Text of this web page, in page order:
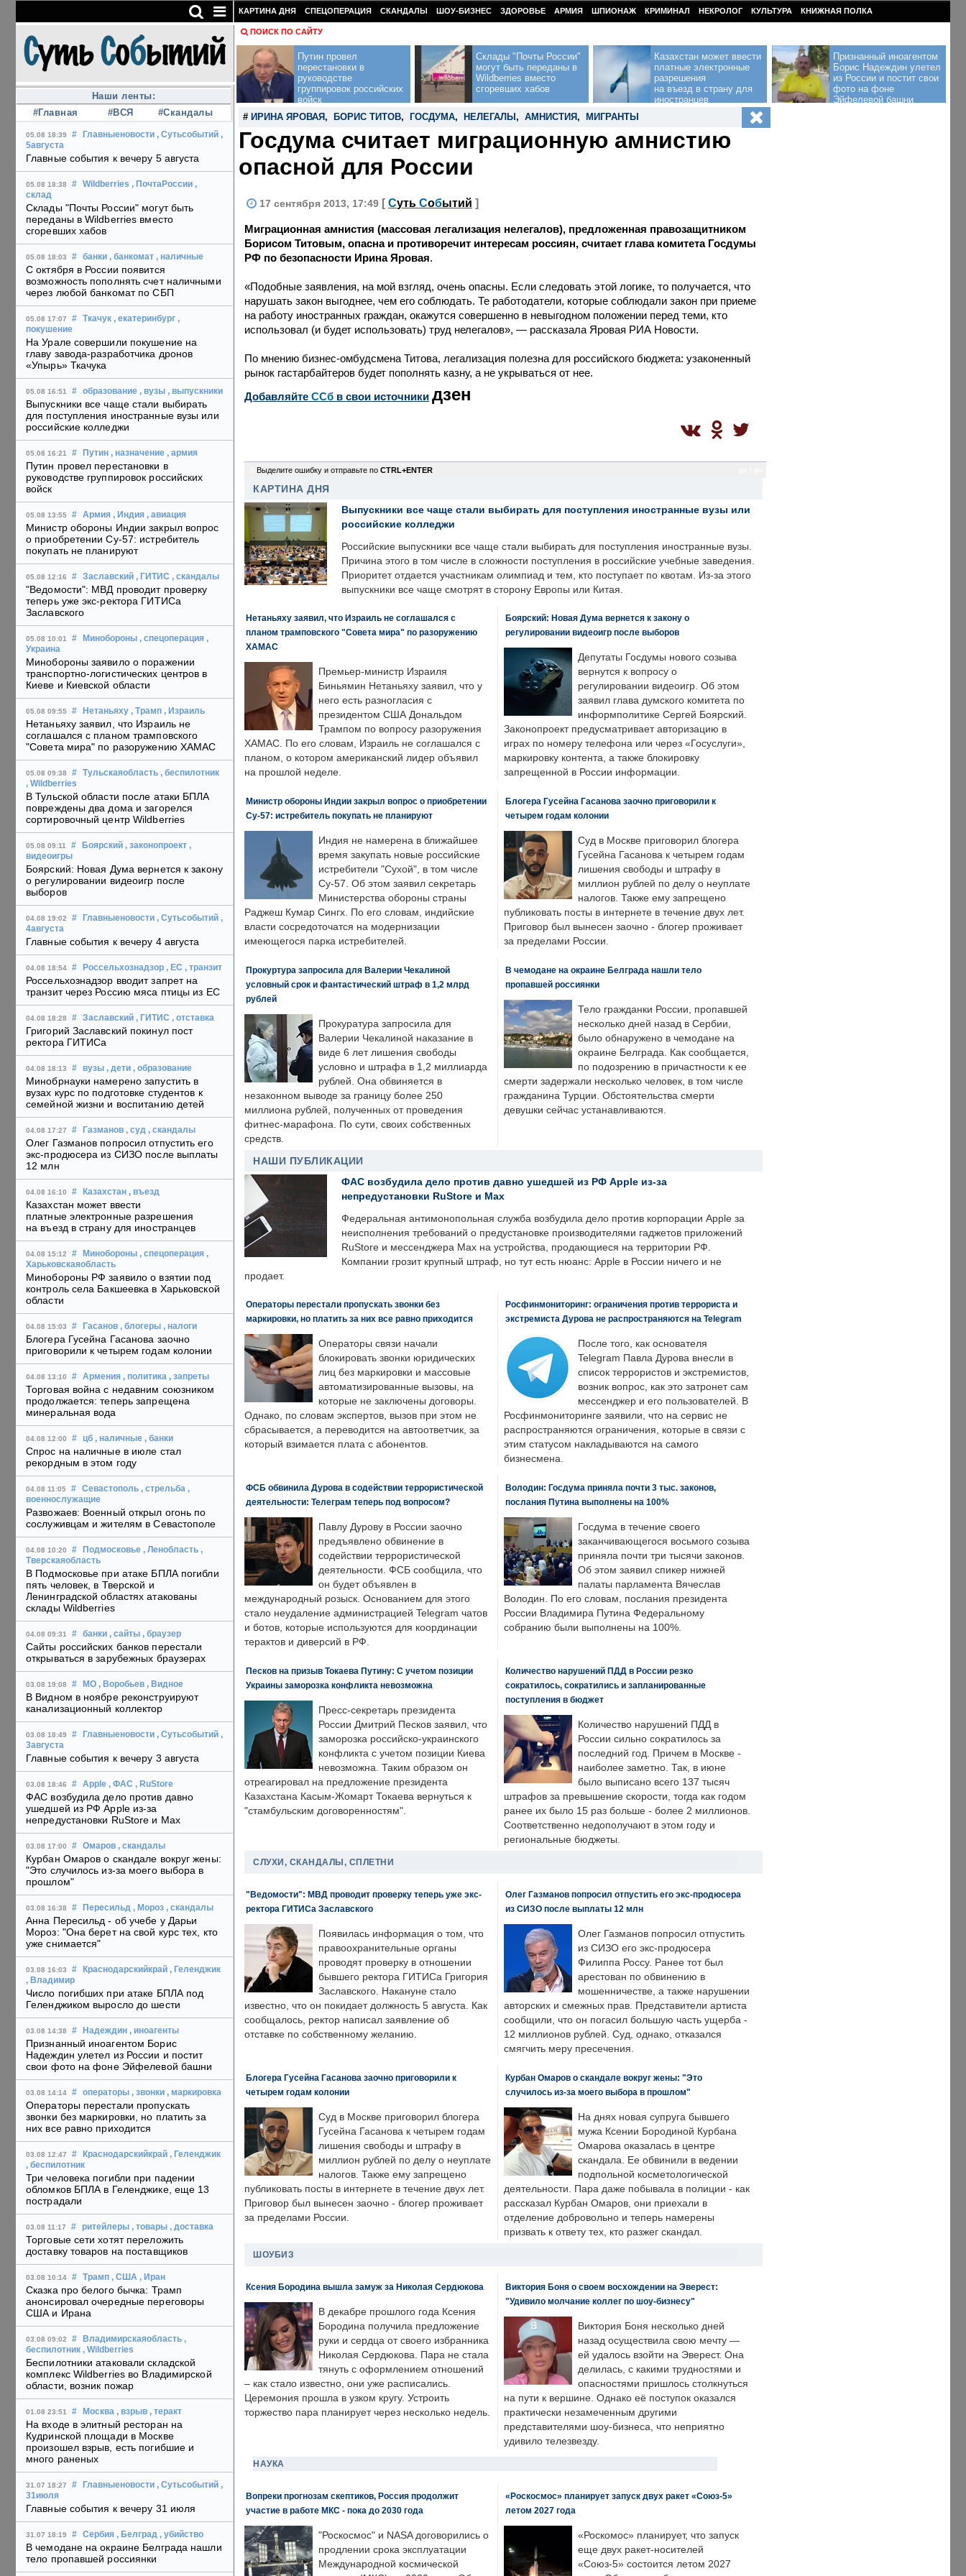
Наши ленты:
#Главная
#ВСЯ #Скандалы
05.08 18:39 # Главныеновости , Сутьсобытий ,
5августа
Главные события к вечеру 5 августа
05.08 18:38 # Wildberries , ПочтаРоссии ,
склад
Склады "Почты России" могут быть
переданы в Wildberries вместо
сгоревших хабов
05.08 18:03 # банки , банкомат , наличные
С октября в России появится
возможность пополнять счет наличными
через любой банкомат по СБП
05.08 17:07 # Ткачук , екатеринбург ,
покушение
На Урале совершили покушение на
главу завода-разработчика дронов
«Упырь» Ткачука
05.08 16:51 # образование , вузы , выпускники
Выпускники все чаще стали выбирать
для поступления иностранные вузы или
российские колледжи
05.08 16:21 # Путин , назначение , армия
Путин провел перестановки в
руководстве группировок российских
войск
05.08 13:55 # Армия , Индия , авиация
Министр обороны Индии закрыл вопрос
о приобретении Су-57: истребитель
покупать не планируют
05.08 12:16 # Заславский , ГИТИС , скандалы
"Ведомости": МВД проводит проверку
теперь уже экс-ректора ГИТИСа
Заславского
05.08 10:01 # Минобороны , спецоперация ,
Украина
Минобороны заявило о поражении
транспортно-логистических центров в
Киеве и Киевской области
05.08 09:55 # Нетаньяху , Трамп , Израиль
Нетаньяху заявил, что Израиль не
соглашался с планом трамповского
"Совета мира" по разоружению ХАМАС
05.08 09:38 # Тульскаяобласть , беспилотник
, Wildberries
В Тульской области после атаки БПЛА
повреждены два дома и загорелся
сортировочный центр Wildberries
05.08 09:11 # Боярский , законопроект ,
видеоигры
Боярский: Новая Дума вернется к закону
о регулировании видеоигр после
выборов
04.08 19:02 # Главныеновости , Сутьсобытий ,
4августа
Главные события к вечеру 4 августа
04.08 18:54 # Россельхознадзор , ЕС , транзит
Россельхознадзор вводит запрет на
транзит через Россию мяса птицы из ЕС
04.08 18:28 # Заславский , ГИТИС , отставка
Григорий Заславский покинул пост
ректора ГИТИСа
04.08 18:13 # вузы , дети , образование
Минобрнауки намерено запустить в
вузах курс по подготовке студентов к
семейной жизни и воспитанию детей
04.08 17:27 # Газманов , суд , скандалы
Олег Газманов попросил отпустить его
экс-продюсера из СИЗО после выплаты
12 млн
04.08 16:10 # Казахстан , въезд
Казахстан может ввести
платные электронные разрешения
на въезд в страну для иностранцев
04.08 15:12 # Минобороны , спецоперация ,
Харьковскаяобласть
Минобороны РФ заявило о взятии под
контроль села Бакшеевка в Харьковской
области
04.08 15:03 # Гасанов , блогеры , налоги
Блогера Гусейна Гасанова заочно
приговорили к четырем годам колонии
04.08 13:10 # Армения , политика , запреты
Торговая война с недавним союзником
продолжается: теперь запрещена
минеральная вода
04.08 12:00 # цб , наличные , банки
Спрос на наличные в июле стал
рекордным в этом году
04.08 11:05 # Севастополь , стрельба ,
военнослужащие
Развожаев: Военный открыл огонь по
сослуживцам и жителям в Севастополе
04.08 10:20 # Подмосковье , Ленобласть ,
Тверскаяобласть
В Подмосковье при атаке БПЛА погибли
пять человек, в Тверской и
Ленинградской областях атакованы
склады Wildberries
04.08 09:31 # банки , сайты , браузер
Сайты российских банков перестали
открываться в зарубежных браузерах
03.08 19:08 # МО , Воробьев , Видное
В Видном в ноябре реконструируют
канализационный коллектор
03.08 18:49 # Главныеновости , Сутьсобытий ,
3августа
Главные события к вечеру 3 августа
03.08 18:46 # Apple , ФАС , RuStore
ФАС возбудила дело против давно
ушедшей из РФ Apple из-за
непредустановки RuStore и Max
03.08 17:00 # Омаров , скандалы
Курбан Омаров о скандале вокруг жены:
"Это случилось из-за моего выбора в
прошлом"
03.08 16:38 # Пересильд , Мороз , скандалы
Анна Пересильд - об учебе у Дарьи
Мороз: "Она берет на свой курс тех, кто
уже снимается"
03.08 16:03 # Краснодарскийкрай , Геленджик
, Владимир
Число погибших при атаке БПЛА под
Геленджиком выросло до шести
03.08 14:38 # Надеждин , иноагенты
Признанный иноагентом Борис
Надеждин улетел из России и постит
свои фото на фоне Эйфелевой башни
03.08 14:14 # операторы , звонки , маркировка
Операторы перестали пропускать
звонки без маркировки, но платить за
них все равно приходится
03.08 12:47 # Краснодарскийкрай , Геленджик
, беспилотник
Три человека погибли при падении
обломков БПЛА в Геленджике, еще 13
пострадали
03.08 11:17 # ритейлеры , товары , доставка
Торговые сети хотят переложить
доставку товаров на поставщиков
03.08 10:14 # Трамп , США , Иран
Сказка про белого бычка: Трамп
анонсировал очередные переговоры
США и Ирана
03.08 09:02 # Владимирскаяобласть ,
беспилотник , Wildberries
Беспилотники атаковали складской
комплекс Wildberries во Владимирской
области, возник пожар
01.08 23:51 # Москва , взрыв , теракт
На входе в элитный ресторан на
Кудринской площади в Москве
произошел взрыв, есть погибшие и
много раненых
31.07 18:27 # Главныеновости , Сутьсобытий ,
31июля
Главные события к вечеру 31 июля
31.07 18:19 # Сербия , Белград , убийство
В чемодане на окраине Белграда нашли
тело пропавшей россиянки
КАРТИНА ДНЯ СПЕЦОПЕРАЦИЯ СКАНДАЛЫ ШОУ-БИЗНЕС ЗДОРОВЬЕ АРМИЯ ШПИОНАЖ КРИМИНАЛ НЕКРОЛОГ КУЛЬТУРА КНИЖНАЯ ПОЛКА
ПОИСК ПО САЙТУ
Путин провел
перестановки в
руководстве
группировок российских
войск
Склады "Почты России"
могут быть переданы в
Wildberries вместо
сгоревших хабов
Казахстан может ввести
платные электронные
разрешения
на въезд в страну для
иностранцев
Признанный иноагентом
Борис Надеждин улетел
из России и постит свои
фото на фоне
Эйфелевой башни
# ИРИНА ЯРОВАЯ , БОРИС ТИТОВ, ГОСДУМА, НЕЛЕГАЛЫ , АМНИСТИЯ , МИГРАНТЫ
Госдума считает миграционную амнистию
опасной для России
17 сентября 2013, 17:49 [ Суть Событий ]
Миграционная амнистия (массовая легализация нелегалов), предложенная правозащитником
Борисом Титовым, опасна и противоречит интересам россиян, считает глава комитета Госдумы
РФ по безопасности Ирина Яровая.
«Подобные заявления, на мой взгляд, очень опасны. Если следовать этой логике, то получается, что
нарушать закон выгоднее, чем его соблюдать. Те работодатели, которые соблюдали закон при приеме
на работу иностранных граждан, окажутся совершенно в невыгодном положении перед теми, кто
использовал (и будет использовать) труд нелегалов», — рассказала Яровая РИА Новости.
По мнению бизнес-омбудсмена Титова, легализация полезна для российского бюджета: узаконенный
рынок гастарбайтеров будет пополнять казну, а не укрываться от нее.
Добавляйте CСб в свои источники дзен
Выделите ошибку и отправьте по CTRL+ENTER
КАРТИНА ДНЯ
Выпускники все чаще стали выбирать для поступления иностранные вузы или
российские колледжи
Российские выпускники все чаще стали выбирать для поступления иностранные вузы.
Причина этого в том числе в сложности поступления в российские учебные заведения.
Приоритет отдается участникам олимпиад и тем, кто поступает по квотам. Из-за этого
выпускники все чаще смотрят в сторону Европы или Китая.
Нетаньяху заявил, что Израиль не соглашался с
планом трамповского "Совета мира" по разоружению
ХАМАС
Премьер-министр Израиля
Биньямин Нетаньяху заявил, что у
него есть разногласия с
президентом США Дональдом
Трампом по вопросу разоружения
ХАМАС. По его словам, Израиль не соглашался с
планом, о котором американский лидер объявил
на прошлой неделе.
Боярский: Новая Дума вернется к закону о
регулировании видеоигр после выборов
Депутаты Госдумы нового созыва
вернутся к вопросу о
регулировании видеоигр. Об этом
заявил глава думского комитета по
информполитике Сергей Боярский.
Законопроект предусматривает авторизацию в
играх по номеру телефона или через «Госуслуги»,
маркировку контента, а также блокировку
запрещенной в России информации.
Министр обороны Индии закрыл вопрос о приобретении
Су-57: истребитель покупать не планируют
Индия не намерена в ближайшее
время закупать новые российские
истребители "Сухой", в том числе
Су-57. Об этом заявил секретарь
Министерства обороны страны
Раджеш Кумар Сингх. По его словам, индийские
власти сосредоточатся на модернизации
имеющегося парка истребителей.
Блогера Гусейна Гасанова заочно приговорили к
четырем годам колонии
Суд в Москве приговорил блогера
Гусейна Гасанова к четырем годам
лишения свободы и штрафу в
миллион рублей по делу о неуплате
налогов. Также ему запрещено
публиковать посты в интернете в течение двух лет.
Приговор был вынесен заочно - блогер проживает
за пределами России.
Прокуртура запросила для Валерии Чекалиной
условный срок и фантастический штраф в 1,2 млрд
рублей
Прокуратура запросила для
Валерии Чекалиной наказание в
виде 6 лет лишения свободы
условно и штрафа в 1,2 миллиарда
рублей. Она обвиняется в
незаконном выводе за границу более 250
миллиона рублей, полученных от проведения
фитнес-марафона. По сути, своих собственных
средств.
В чемодане на окраине Белграда нашли тело
пропавшей россиянки
Тело гражданки России, пропавшей
несколько дней назад в Сербии,
было обнаружено в чемодане на
окраине Белграда. Как сообщается,
по подозрению в причастности к ее
смерти задержали несколько человек, в том числе
гражданина Турции. Обстоятельства смерти
девушки сейчас устанавливаются.
НАШИ ПУБЛИКАЦИИ
ФАС возбудила дело против давно ушедшей из РФ Apple из-за
непредустановки RuStore и Max
Федеральная антимонопольная служба возбудила дело против корпорации Apple за
неисполнения требований о предустановке производителями гаджетов приложений
RuStore и мессенджера Max на устройства, продающиеся на территории РФ.
Компании грозит крупный штраф, но тут есть нюанс: Apple в России ничего и не
продает.
Операторы перестали пропускать звонки без
маркировки, но платить за них все равно приходится
Операторы связи начали
блокировать звонки юридических
лиц без маркировки и массовые
автоматизированные вызовы, на
которые не заключены договоры.
Однако, по словам экспертов, вызов при этом не
сбрасывается, а переводится на автоответчик, за
который взимается плата с абонентов.
Росфинмониторинг: ограничения против террориста и
экстремиста Дурова не распространяются на Telegram
После того, как основателя
Telegram Павла Дурова внесли в
список террористов и экстремистов,
возник вопрос, как это затронет сам
мессенджер и его пользователей. В
Росфинмониторинге заявили, что на сервис не
распространяются ограничения, которые в связи с
этим статусом накладываются на самого
бизнесмена.
ФСБ обвинила Дурова в содействии террористической
деятельности: Телеграм теперь под вопросом?
Павлу Дурову в России заочно
предъявлено обвинение в
содействии террористической
деятельности. ФСБ сообщила, что
он будет объявлен в
международный розыск. Основанием для этого
стало неудаление администрацией Telegram чатов
и ботов, которые используются для координации
терактов и диверсий в РФ.
Володин: Госдума приняла почти 3 тыс. законов,
послания Путина выполнены на 100%
Госдума в течение своего
заканчивающегося восьмого созыва
приняла почти три тысячи законов.
Об этом заявил спикер нижней
палаты парламента Вячеслав
Володин. По его словам, послания президента
России Владимира Путина Федеральному
собранию были выполнены на 100%.
Песков на призыв Токаева Путину: С учетом позиции
Украины заморозка конфликта невозможна
Пресс-секретарь президента
России Дмитрий Песков заявил, что
заморозка российско-украинского
конфликта с учетом позиции Киева
невозможна. Таким образом он
отреагировал на предложение президента
Казахстана Касым-Жомарт Токаева вернуться к
"стамбульским договоренностям".
Количество нарушений ПДД в России резко
сократилось, сократились и запланированные
поступления в бюджет
Количество нарушений ПДД в
России сильно сократилось за
последний год. Причем в Москве -
наиболее заметно. Так, в июне
было выписано всего 137 тысяч
штрафов за превышение скорости, тогда как годом
ранее их было 15 раз больше - более 2 миллионов.
Соответственно недополучают в этом году и
региональные бюджеты.
СЛУХИ, СКАНДАЛЫ, СПЛЕТНИ
"Ведомости": МВД проводит проверку теперь уже экс-
ректора ГИТИСа Заславского
Появилась информация о том, что
правоохранительные органы
проводят проверку в отношении
бывшего ректора ГИТИСа Григория
Заславского. Накануне стало
известно, что он покидает должность 5 августа. Как
сообщалось, ректор написал заявление об
отставке по собственному желанию.
Олег Газманов попросил отпустить его экс-продюсера
из СИЗО после выплаты 12 млн
Олег Газманов попросил отпустить
из СИЗО его экс-продюсера
Филиппа Россу. Ранее тот был
арестован по обвинению в
мошенничестве, а также нарушении
авторских и смежных прав. Представители артиста
сообщили, что он погасил большую часть ущерба -
12 миллионов рублей. Суд, однако, отказался
смягчить меру пресечения.
Блогера Гусейна Гасанова заочно приговорили к
четырем годам колонии
Суд в Москве приговорил блогера
Гусейна Гасанова к четырем годам
лишения свободы и штрафу в
миллион рублей по делу о неуплате
налогов. Также ему запрещено
публиковать посты в интернете в течение двух лет.
Приговор был вынесен заочно - блогер проживает
за пределами России.
Курбан Омаров о скандале вокруг жены: "Это
случилось из-за моего выбора в прошлом"
На днях новая супруга бывшего
мужа Ксении Бородиной Курбана
Омарова оказалась в центре
скандала. Ее обвинили в ведении
подпольной косметологической
деятельности. Пара даже побывала в полиции - как
рассказал Курбан Омаров, они приехали в
отделение добровольно и теперь намерены
призвать к ответу тех, кто разжег скандал.
ШОУБИЗ
Ксения Бородина вышла замуж за Николая Сердюкова
В декабре прошлого года Ксения
Бородина получила предложение
руки и сердца от своего избранника
Николая Сердюкова. Пара не стала
тянуть с оформлением отношений
– как стало известно, они уже расписались.
Церемония прошла в узком кругу. Устроить
торжество пара планирует через несколько недель.
Виктория Боня о своем восхождении на Эверест:
"Удивило молчание коллег по шоу-бизнесу"
Виктория Боня несколько дней
назад осуществила свою мечту —
ей удалось взойти на Эверест. Она
делилась, с какими трудностями и
опасностями пришлось столкнуться
на пути к вершине. Однако её поступок оказался
практически незамеченным другими
представителями шоу-бизнеса, что неприятно
удивило телезвезду.
НАУКА
Вопреки прогнозам скептиков, Россия продолжит
участие в работе МКС - пока до 2030 года
"Роскосмос" и NASA договорились о
продлении срока эксплуатации
Международной космической
«Роскосмос» планирует запуск двух ракет «Союз-5»
летом 2027 года
«Роскомос» планирует, что запуск
еще двух ракет-носителей
«Союз-5» состоится летом 2027